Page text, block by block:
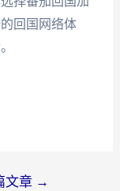
回国网络体
文章 →